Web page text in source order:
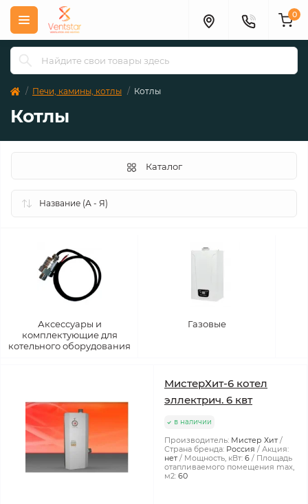
0
Печи, камины, котлы Котлы
Котлы
Каталог
Аксессуары и
комплектующие для
котельного оборудования
Газовые
МистерХит-6 котел
эллектрич. 6 квт
в наличии
Производитель: Мистер Хит
Страна бренда: Россия
Акция:
нет
Мощность, кВт: 6
Площадь
отапливаемого помещения max,
м2: 60